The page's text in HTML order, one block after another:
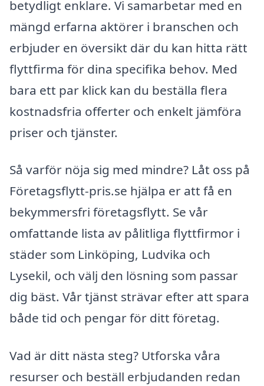
betydligt enklare. Vi samarbetar med en
mängd erfarna aktörer i branschen och
erbjuder en översikt där du kan hitta rätt
flyttfirma för dina specifika behov. Med
bara ett par klick kan du beställa flera
kostnadsfria offerter och enkelt jämföra
priser och tjänster.
Så varför nöja sig med mindre? Låt oss på
Företagsflytt-pris.se hjälpa er att få en
bekymmersfri företagsflytt. Se vår
omfattande lista av pålitliga flyttfirmor i
städer som Linköping, Ludvika och
Lysekil, och välj den lösning som passar
dig bäst. Vår tjänst strävar efter att spara
både tid och pengar för ditt företag.
Vad är ditt nästa steg? Utforska våra
resurser och beställ erbjudanden redan